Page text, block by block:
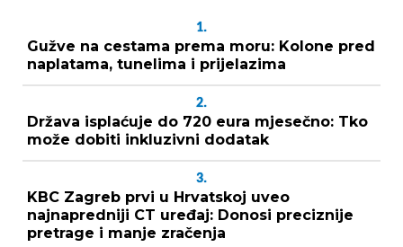
1.
Gužve na cestama prema moru: Kolone pred
naplatama, tunelima i prijelazima
2.
Država isplaćuje do 720 eura mjesečno: Tko
može dobiti inkluzivni dodatak
3.
KBC Zagreb prvi u Hrvatskoj uveo
najnapredniji CT uređaj: Donosi preciznije
pretrage i manje zračenja